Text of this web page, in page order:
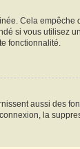
Cela empêche
si vous utilisez
fonctionnalité.
aussi des
la